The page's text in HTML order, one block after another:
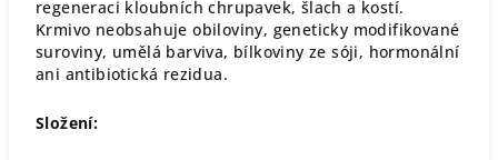
regeneraci kloubních chrupavek, šlach a kostí.
Krmivo neobsahuje obiloviny, geneticky modifikované
suroviny, umělá barviva, bílkoviny ze sóji, hormonální
ani antibiotická rezidua.
Složení: